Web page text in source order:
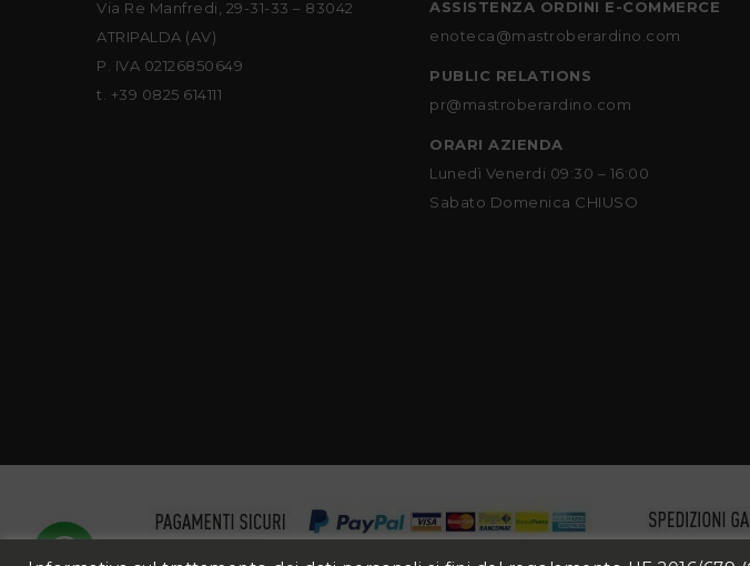
Via Re Manfredi, 29-31-33 – 83042
ATRIPALDA (AV)
P. IVA 02126850649
t. +39 0825 614111
ASSISTENZA ORDINI E-COMMERCE
enoteca@mastroberardino.com
PUBLIC RELATIONS
pr@mastroberardino.com
ORARI AZIENDA
Lunedì Venerdi 09:30 – 16:00
Sabato Domenica CHIUSO
Hai bisogno di aiuto?